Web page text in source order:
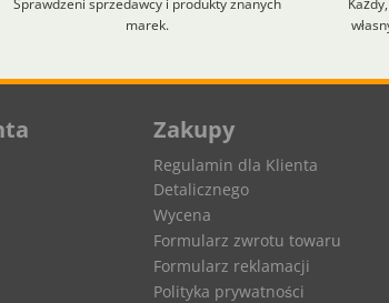
Sprawdzeni sprzedawcy i produkty znanych
marek.
Alt+H aby zobaczyć skróty klawiaturowe.
Zakupy
Regulamin dla Klienta
Detalicznego
Wycena
Formularz zwrotu towaru
Formularz reklamacji
Polityka prywatności